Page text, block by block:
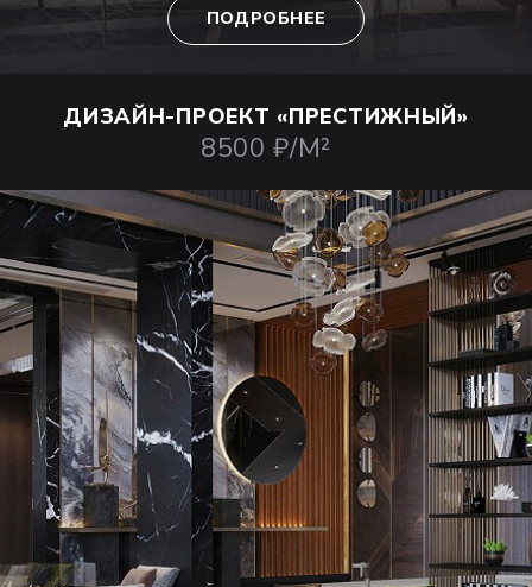
ПОДРОБНЕЕ
ДИЗАЙН-ПРОЕКТ «ПРЕСТИЖНЫЙ»
8500 ₽/М²